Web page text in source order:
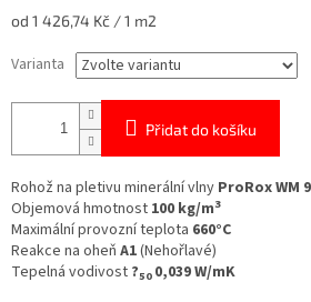
Měrná
od 1 426,74 Kč / 1 m2
Varianta
Přidat do košíku
Rohož na pletivu minerální vlny ProRox WM
Objemová hmotnost 100 kg/m3
Maximální provozní teplota 660°C
Reakce na oheň A1(Nehořlavé)
Tepelná vodivost ?50 0,039 W/mK